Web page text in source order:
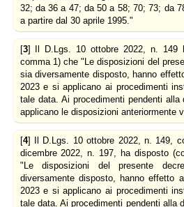
32; da 36 a 47; da 50 a 58; 70; 73; da
a partire dal 30 aprile 1995."
[3] Il D.Lgs. 10 ottobre 2022, n. 149
comma 1) che "Le disposizioni del
sia diversamente disposto, hanno
2023 e si applicano ai procedimenti
tale data. Ai procedimenti pendenti
applicano le disposizioni anteriormente
[4] Il D.Lgs. 10 ottobre 2022, n. 149,
dicembre 2022, n. 197, ha disposto
"Le disposizioni del presente
diversamente disposto, hanno effetto
2023 e si applicano ai procedimenti
tale data. Ai procedimenti pendenti alla